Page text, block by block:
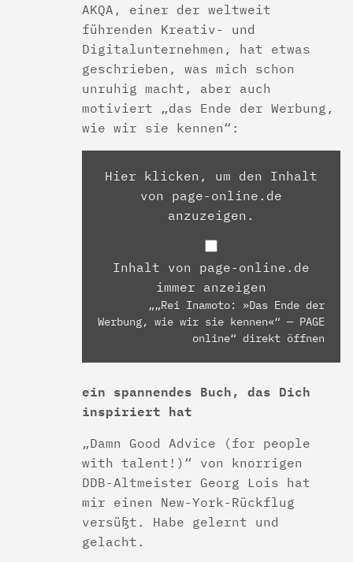
AKQA, einer der weltweit
führenden Kreativ- und
Digitalunternehmen, hat etwas
geschrieben, was mich schon
unruhig macht, aber auch
motiviert „das Ende der Werbung,
wie wir sie kennen“:
Hier klicken, um den Inhalt
von page-online.de
anzuzeigen.
Inhalt von page-online.de
immer anzeigen
„„Rei Inamoto: »Das Ende der
Werbung, wie wir sie kennen«“ — PAGE
online“ direkt öffnen
ein spannendes Buch, das Dich
inspiriert hat
„Damn Good Advice (for people
with talent!)“ von knorrigen
DDB-Altmeister Georg Lois hat
mir einen New-York-Rückflug
versüßt. Habe gelernt und
gelacht.